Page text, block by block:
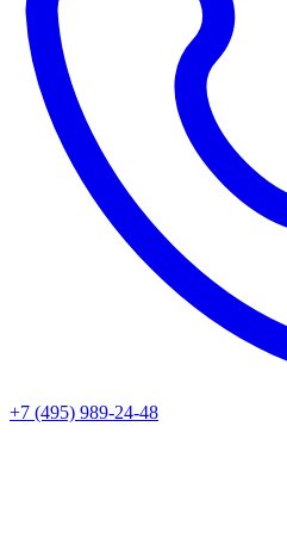
+7 (495) 989-24-48